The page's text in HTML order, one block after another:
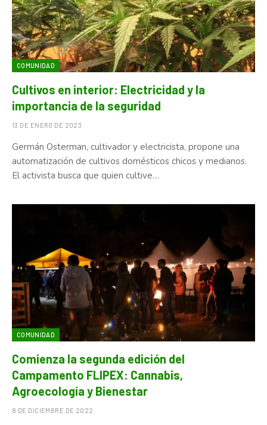
COMUNIDAD
Cultivos en interior: Electricidad y la
importancia de la seguridad
13 DE ENERO DE 2023
Germán Osterman, cultivador y electricista, propone una
automatización de cultivos domésticos chicos y medianos.
El activista busca que quien cultive…
COMUNIDAD
Comienza la segunda edición del
Campamento FLIPEX: Cannabis,
Agroecología y Bienestar
8 DE DICIEMBRE DE 2022